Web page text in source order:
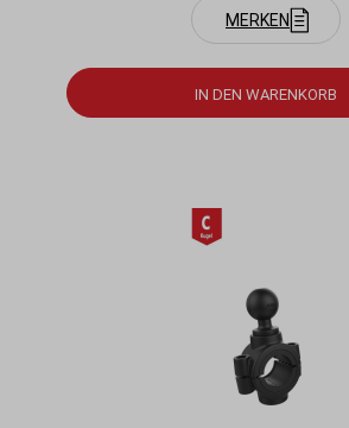
MERKEN
IN DEN WARENKORB